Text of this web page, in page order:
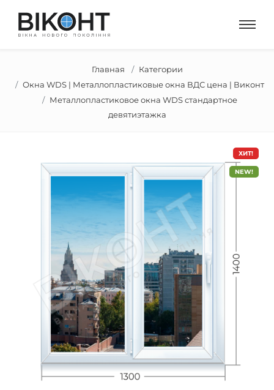
Главная
Категории
Окна WDS | Металлопластиковые окна ВДС цена | Виконт
Металлопластиковое окна WDS стандартное
девятиэтажка
ХИТ!
NEW!